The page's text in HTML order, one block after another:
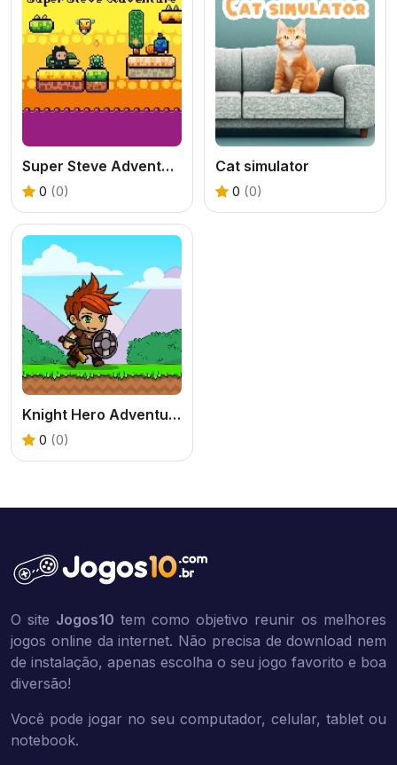
Super Steve Adventure
0 (0)
Cat simulator
0 (0)
Knight Hero Adventure idle RPG
0 (0)
O site Jogos10 tem como objetivo reunir os melhores
jogos online da internet. Não precisa de download nem
de instalação, apenas escolha o seu jogo favorito e boa
diversão!
Você pode jogar no seu computador, celular, tablet ou
notebook.